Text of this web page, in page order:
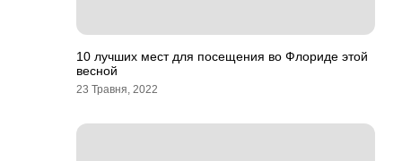
10 лучших мест для посещения во Флориде этой
весной
23 Травня, 2022